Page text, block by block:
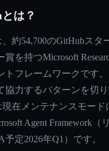
は？
、約54,700のGitHubスタ
賞を持つMicrosoft
トフレームワークです
協力するパターンを切り
現在メンテナンスモード
Agent Framework（
予定2026年Q1）です。